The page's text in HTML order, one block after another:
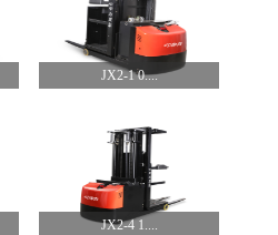
JX2-1 0....
JX2-4 1....